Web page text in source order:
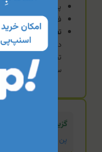
پن (Syndet)
فاقد مواد صابونی
تفاوت:
دارد و فاقد مواد
تحت درمان،
سنس است.
گزینه استاندارد
پن غیر صابونی مرطوب